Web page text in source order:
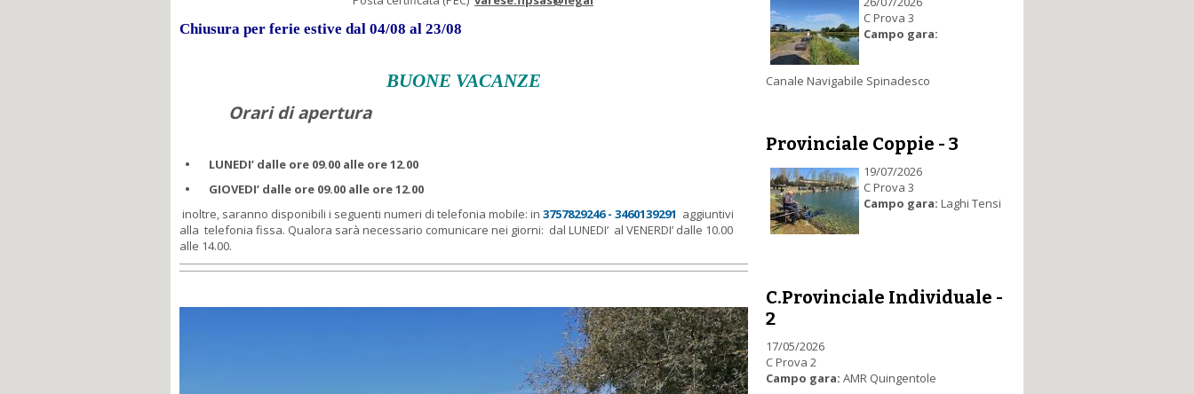
Chiusura per ferie estive dal 04/08 al 23/08
BUONE VACANZE
Orari di apertura
• LUNEDI’ dalle ore 09.00 alle ore 12.00
• GIOVEDI’ dalle ore 09.00 alle ore 12.00
inoltre, saranno disponibili i seguenti numeri di telefonia mobile: in 3757829246 - 3460139291 aggiuntivi
alla telefonia fissa. Qualora sarà necessario comunicare nei giorni: dal LUNEDI’ al VENERDI’ dalle 10.00
alle 14.00.
C Prova 3
Campo gara:
Canale Navigabile Spinadesco
Provinciale Coppie - 3
19/07/2026
C Prova 3
Campo gara: Laghi Tensi
C.Provinciale Individuale -
2
17/05/2026
C Prova 2
Campo gara: AMR Quingentole